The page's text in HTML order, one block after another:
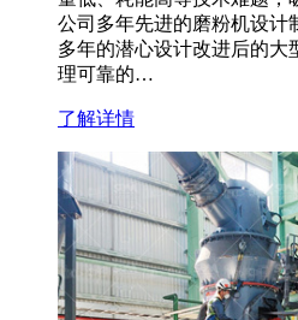
公司多年先进的磨粉机设计
多年的潜心设计改进后的大
理可靠的…
了解详情